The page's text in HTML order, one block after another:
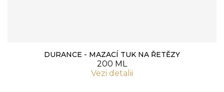
DURANCE - MAZACÍ TUK NA ŘETĚZY
200 ML
Vezi detalii